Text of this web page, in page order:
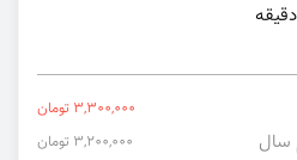
3,300,000 تومان
3,200,000 تومان